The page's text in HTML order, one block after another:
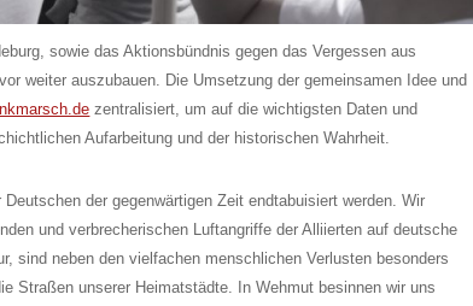
sowie das Aktionsbündnis gegen das Vergessen aus
weiter auszubauen. Die Umsetzung der gemeinsamen Idee und
zentralisiert, um auf die wichtigsten Daten und
Aufarbeitung und der historischen Wahrheit.
der gegenwärtigen Zeit endtabuisiert werden. Wir
und verbrecherischen Luftangriffe der Alliierten auf deutsche
sind neben den vielfachen menschlichen Verlusten besonders
Straßen unserer Heimatstädte. In Wehmut besinnen wir uns